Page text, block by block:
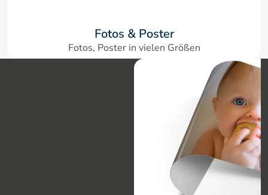
Fotos & Poster
Fotos, Poster in vielen Größen